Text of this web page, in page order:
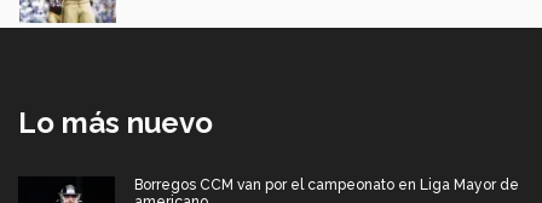
Lo más nuevo
Borregos CCM van por el campeonato en Liga Mayor de